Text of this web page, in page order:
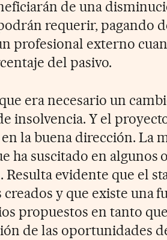
de una
requerir, pagando
profesional externo
del pasivo.
era necesario un
insolvencia. Y el
la buena dirección. La
ha suscitado en algunos
evidente que el
y que existe una
propuestos en tanto
de las oportunidades